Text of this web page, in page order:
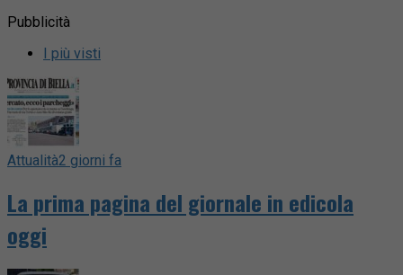
Pubblicità
I più visti
Attualità2 giorni fa
La prima pagina del giornale in edicola
oggi